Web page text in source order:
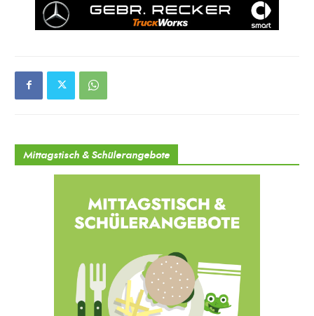
Mittagstisch & Schülerangebote